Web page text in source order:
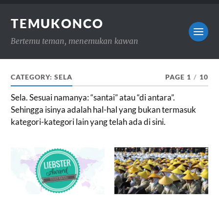
TEMUKONCO
Bertemu teman, menemukan kawan
CATEGORY:SELA PAGE 1 / 10
Sela. Sesuai namanya: “santai” atau “di antara”.
Sehingga isinya adalah hal-hal yang bukan termasuk
kategori-kategori lain yang telah ada di sini.